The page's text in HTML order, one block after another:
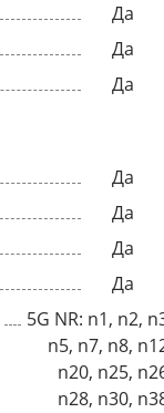
Да
Да
Да
Да
Да
Да
Да
5G NR: n1, n2,
n5, n7, n8,
n20, n25,
n28, n30,